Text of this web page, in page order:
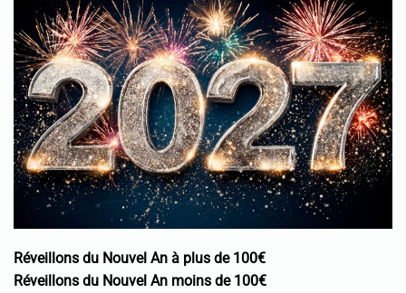
Réveillons du Nouvel An à plus de 100€
Réveillons du Nouvel An moins de 100€